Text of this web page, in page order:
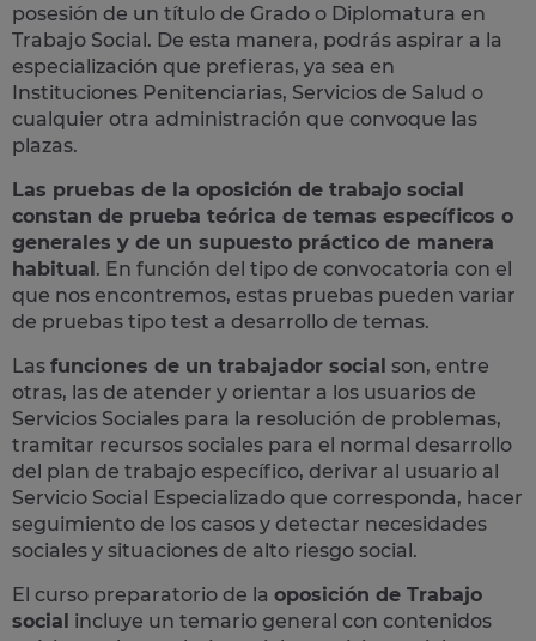
posesión de un título de Grado o Diplomatura en
Trabajo Social. De esta manera, podrás aspirar a la
especialización que prefieras, ya sea en
Instituciones Penitenciarias, Servicios de Salud o
cualquier otra administración que convoque las
plazas.
Las pruebas de la oposición de trabajo social
constan de prueba teórica de temas específicos o
generales y de un supuesto práctico de manera
habitual. En función del tipo de convocatoria con el
que nos encontremos, estas pruebas pueden variar
de pruebas tipo test a desarrollo de temas.
Las funciones de un trabajador social son, entre
otras, las de atender y orientar a los usuarios de
Servicios Sociales para la resolución de problemas,
tramitar recursos sociales para el normal desarrollo
del plan de trabajo específico, derivar al usuario al
Servicio Social Especializado que corresponda, hacer
seguimiento de los casos y detectar necesidades
sociales y situaciones de alto riesgo social.
El curso preparatorio de la oposición de Trabajo
social incluye un temario general con contenidos